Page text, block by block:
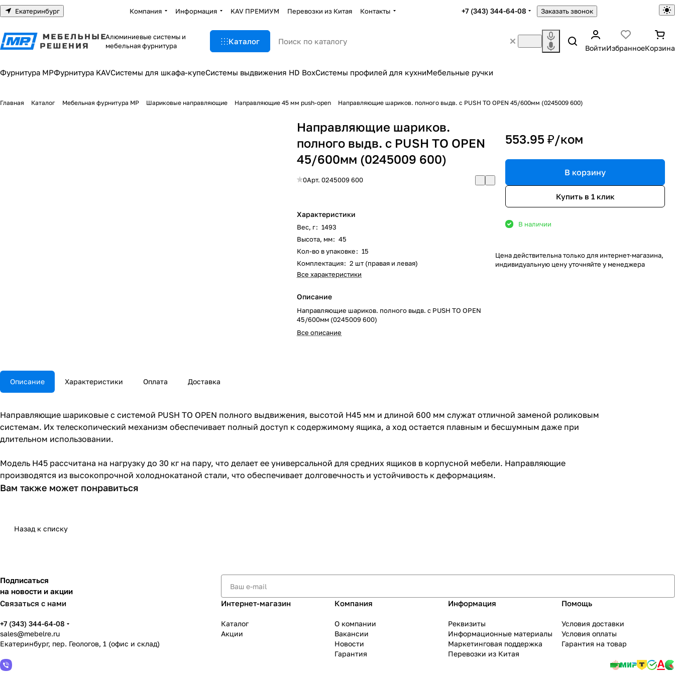
Екатеринбург Компания Информация KAV ПРЕМИУМ Перевозки из Китая Контакты +7 (343) 344-64-08 Заказать звонок
Алюминиевые системы и
мебельная фурнитура
Каталог
ВойтиИзбранноеКорзина
Фурнитура МРФурнитура KAVСистемы для шкафа-купеСистемы выдвижения HD BoxСистемы профилей для кухниМебельные ручки
Главная Каталог Мебельная фурнитура МР Шариковые направляющие Направляющие 45 мм push-open Направляющие шариков. полного выдв. с PUSH TO OPEN 45/600мм (0245009 600)
Направляющие шариков.
полного выдв. с PUSH TO OPEN
45/600мм (0245009 600)
0Арт.0245009 600
Характеристики
Вес, г: 1493
Высота, мм: 45
Кол-во в упаковке: 15
Комплектация: 2 шт (правая и левая)
Все характеристики
Описание
Направляющие шариков. полного выдв. с PUSH TO OPEN
45/600мм (0245009 600)
Все описание
553.95 ₽/ком
В корзину
Купить в 1 клик
В наличии
Цена действительна только для интернет-магазина,
индивидуальную цену уточняйте у менеджера
Описание Характеристики Оплата Доставка
Направляющие шариковые с системой PUSH TO OPEN полного выдвижения, высотой H45 мм и длиной 600 мм служат отличной заменой роликовым
системам. Их телескопический механизм обеспечивает полный доступ к содержимому ящика, а ход остается плавным и бесшумным даже при
длительном использовании.
Модель H45 рассчитана на нагрузку до 30 кг на пару, что делает ее универсальной для средних ящиков в корпусной мебели. Направляющие
производятся из высокопрочной холоднокатаной стали, что обеспечивает долговечность и устойчивость к деформациям.
Вам также может понравиться
Назад к списку
Подписаться
на новости и акции
Связаться с нами
+7 (343) 344-64-08
sales@mebelre.ru
Екатеринбург, пер. Геологов, 1 (офис и склад)
Интернет-магазин
Каталог
Акции
Компания
О компании
Вакансии
Новости
Гарантия
Информация
Реквизиты
Информационные материалы
Маркетинговая поддержка
Перевозки из Китая
Помощь
Условия доставки
Условия оплаты
Гарантия на товар